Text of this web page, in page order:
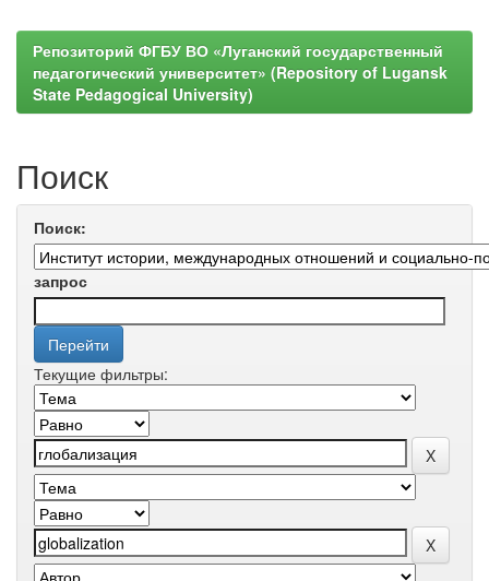
Репозиторий ФГБУ ВО «Луганский государственный
педагогический университет» (Repository of Lugansk
State Pedagogical University)
Поиск
Поиск:
запрос
Текущие фильтры: